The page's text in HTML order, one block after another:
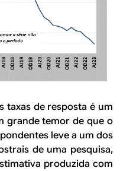
taxas de resposta é um
grande temor de que o
leve a um dos
de uma pesquisa,
produzida com